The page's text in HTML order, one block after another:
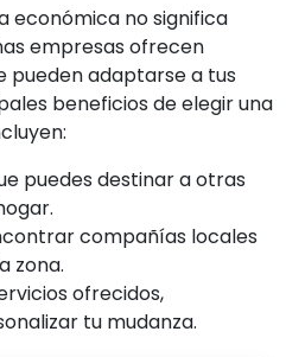
económica no significa
empresas ofrecen
pueden adaptarse a tus
beneficios de elegir una
puedes destinar a otras
compañías locales
zona.
ofrecidos,
tu mudanza.